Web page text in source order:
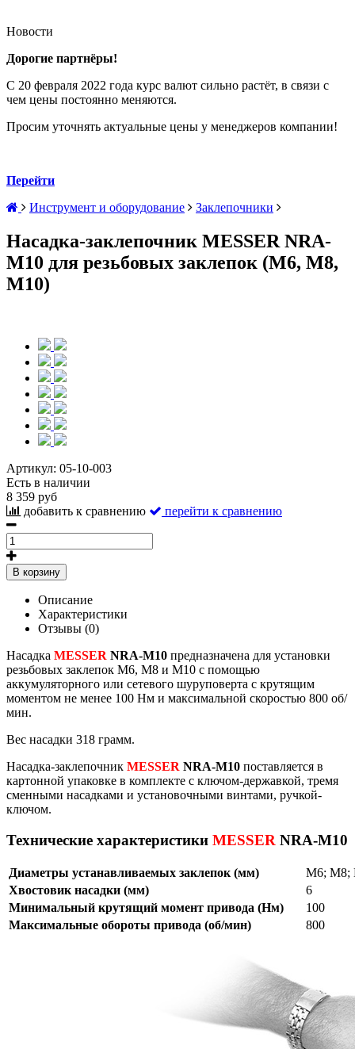
Новости
Дорогие партнёры!
С 20 февраля 2022 года курс валют сильно растёт, в связи с
чем цены постоянно меняются.
Просим уточнять актуальные цены у менеджеров компании!
Перейти
Инструмент и оборудование
Заклепочники
Насадка-заклепочник MESSER NRA-
M10 для резьбовых заклепок (М6, М8,
М10)
Артикул: 05-10-003
Есть в наличии
8 359 руб
добавить к сравнению
перейти к сравнению
В корзину
Описание
Характеристики
Отзывы (0)
Насадка MESSER NRA-M10 предназначена для установки
резьбовых заклепок М6, М8 и М10 с помощью
аккумуляторного или сетевого шуруповерта с крутящим
моментом не менее 100 Нм и максимальной скоростью 800 об/
мин.
Вес насадки 318 грамм.
Насадка-заклепочник MESSER NRA-M10 поставляется в
картонной упаковке в комплекте с ключом-державкой, тремя
сменными насадками и установочными винтами, ручкой-
ключом.
Технические характеристики MESSER NRA-M10
Диаметры устанавливаемых заклепок (мм)
М6; М8;
Хвостовик насадки (мм)
6
Минимальный крутящий момент привода (Нм)
100
Максимальные обороты привода (об/мин)
800